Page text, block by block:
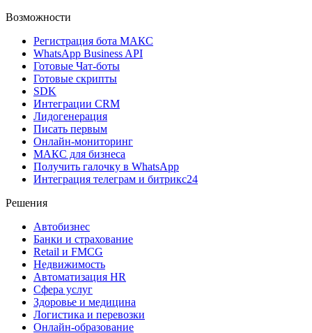
Возможности
Регистрация бота MAКС
WhatsApp Business API
Готовые Чат-боты
Готовые скрипты
SDK
Интеграции CRM
Лидогенерация
Писать первым
Онлайн-мониторинг
MAКС для бизнеса
Получить галочку в WhatsApp
Интеграция телеграм и битрикс24
Решения
Автобизнес
Банки и страхование
Retail и FMCG
Недвижимость
Автоматизация HR
Сфера услуг
Здоровье и медицина
Логистика и перевозки
Онлайн-образование